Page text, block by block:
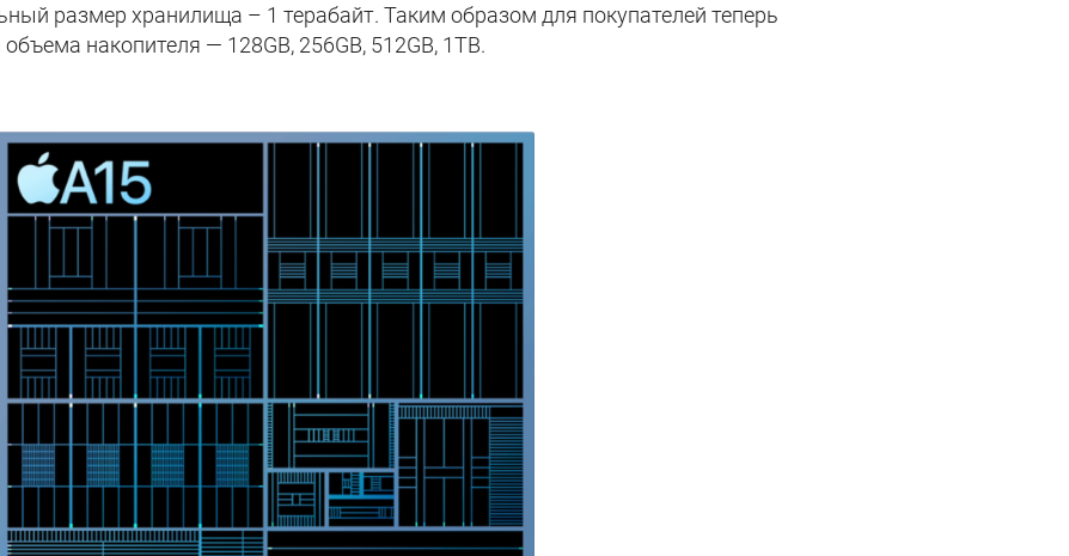
размер хранилища – 1 терабайт. Таким образом для покупателей теперь
накопителя — 128GB, 256GB, 512GB, 1TB.